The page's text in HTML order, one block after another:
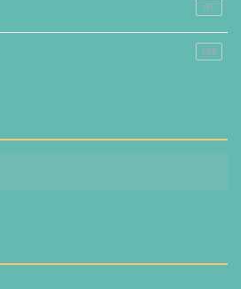
87
158